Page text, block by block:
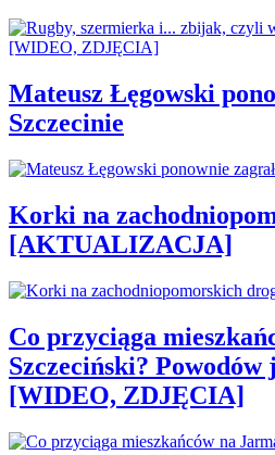
Mateusz Łęgowski
Szczecinie
Korki na
[AKTUALIZACJA]
Co przyciąga
Szczeciński? Powodów
[WIDEO, ZDJĘCIA]